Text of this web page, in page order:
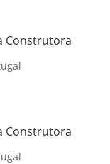
Construtora
Construtora